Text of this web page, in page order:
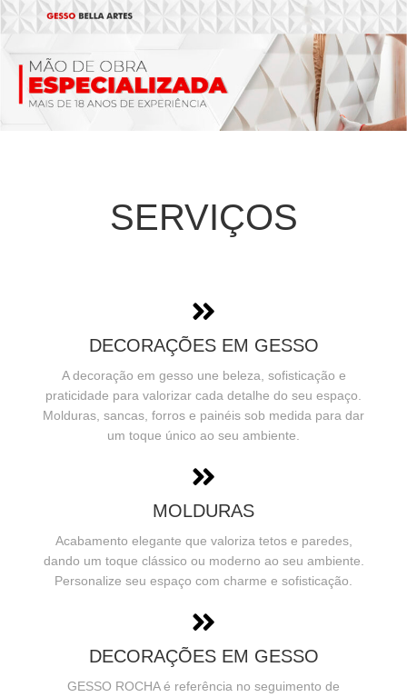
SERVIÇOS
DECORAÇÕES EM GESSO
A decoração em gesso une beleza, sofisticação e
praticidade para valorizar cada detalhe do seu espaço.
Molduras, sancas, forros e painéis sob medida para dar
um toque único ao seu ambiente.
MOLDURAS
Acabamento elegante que valoriza tetos e paredes,
dando um toque clássico ou moderno ao seu ambiente.
Personalize seu espaço com charme e sofisticação.
DECORAÇÕES EM GESSO
GESSO ROCHA é referência no seguimento de